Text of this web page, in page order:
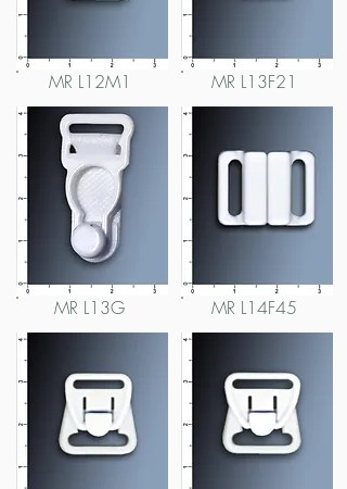
MR L12M1
MR L13G
MR L13F21
MR L14F45